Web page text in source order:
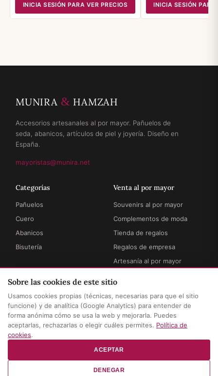
INICIA SESIÓN PARA VER PRECIOS INICIA SESIÓN PARA
MUNIRA & HAMZAH
Accesorios artesanales al por mayor. Pañuelos de
seda, abanicos, artículos de piel y joyería. Diseño en
España.
mayoristas@munira.net
Categorías
Pañuelos
Cuero
Abanicos
Bisutería
Venta al por mayor
Souvenirs al por mayor
Complementos de moda
Tienda de regalos
Regalos de empresa
Artesanía al por mayor
Información
Cómo funciona
Envíos y entregas
Preguntas frecuentes
Legal
Términos y condiciones
Privacidad y aviso legal
Política de cookies
Sobre las cookies de este sitio
Usamos cookies propias (técnicas, necesarias para que el sitio
funcione) y de analítica (Google Analytics) para entender de
forma anónima cómo se usa la web y mejorarla. Puedes
aceptarlas, rechazarlas o elegir cuáles permites. Política de
cookies.
ACEPTAR
DENEGAR